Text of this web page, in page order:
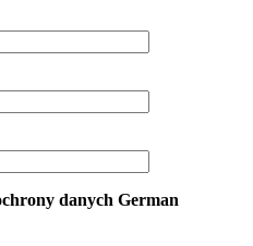
danych German